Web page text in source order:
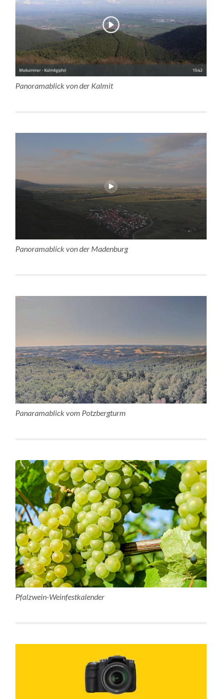
Panoramablick von der Kalmit
Panoramablick von der Madenburg
Panaramablick vom Potzbergturm
Pfalzwein-Weinfestkalender